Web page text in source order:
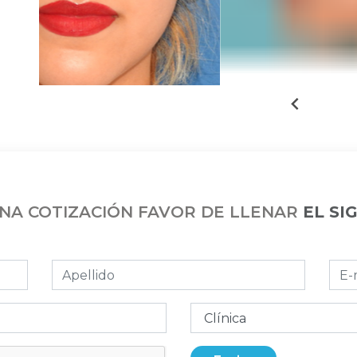
COTIZACIÓN FAVOR DE LLENAR EL